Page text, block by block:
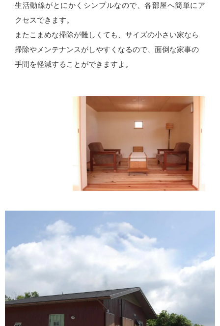
生活動線がとにかくシンプルなので、各部屋へ簡単にア
クセスできます。
またこまめな掃除が難しくても、サイズの小さい家なら
掃除やメンテナンスがしやすくなるので、面倒な家事の
手間を軽減することができますよ。